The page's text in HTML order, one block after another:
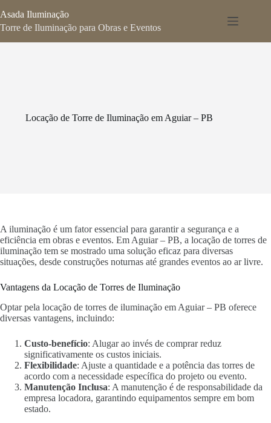
para
o
Asada Iluminação
Torre de Iluminação para Obras e Eventos
Locação de Torre de Iluminação em Aguiar – PB
A iluminação é um fator essencial para garantir a segurança e a
eficiência em obras e eventos. Em Aguiar – PB, a locação de torres de
iluminação tem se mostrado uma solução eficaz para diversas
situações, desde construções noturnas até grandes eventos ao ar livre.
Vantagens da Locação de Torres de Iluminação
Optar pela locação de torres de iluminação em Aguiar – PB oferece
diversas vantagens, incluindo:
Custo-benefício: Alugar ao invés de comprar reduz
significativamente os custos iniciais.
Flexibilidade: Ajuste a quantidade e a potência das torres de
acordo com a necessidade específica do projeto ou evento.
Manutenção Inclusa: A manutenção é de responsabilidade da
empresa locadora, garantindo equipamentos sempre em bom
estado.